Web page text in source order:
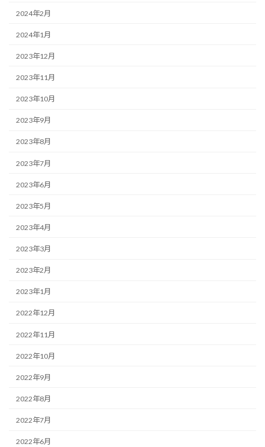
2024年2月
2024年1月
2023年12月
2023年11月
2023年10月
2023年9月
2023年8月
2023年7月
2023年6月
2023年5月
2023年4月
2023年3月
2023年2月
2023年1月
2022年12月
2022年11月
2022年10月
2022年9月
2022年8月
2022年7月
2022年6月